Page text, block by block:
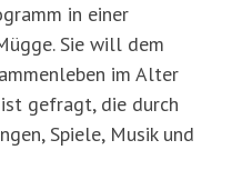
in einer
Sie will dem
im Alter
gefragt, die durch
Spiele, Musik und